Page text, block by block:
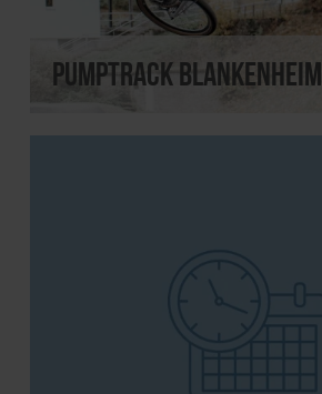
Pumptrack Blankenheim